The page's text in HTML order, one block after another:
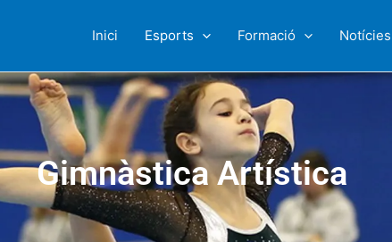
Inici Esports Formació Notícies
Gimnàstica Artística